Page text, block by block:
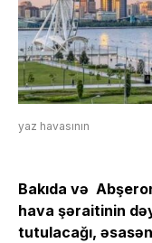
yaz havasının
Bakıda və
hava şəraitinin
tutulacağı,